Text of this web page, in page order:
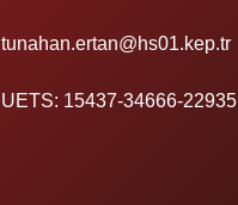
tunahan.ertan@hs01.kep.tr
UETS: 15437-34666-22935